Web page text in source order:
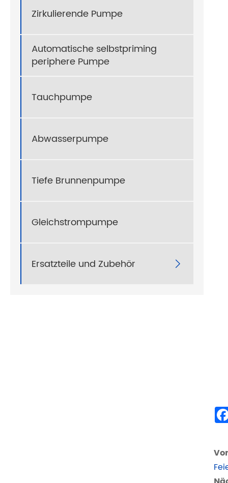
Zirkulierende Pumpe
Automatische selbstpriming
periphere Pumpe
Tauchpumpe
Abwasserpumpe
Tiefe Brunnenpumpe
Gleichstrompumpe
Ersatzteile und Zubehör 